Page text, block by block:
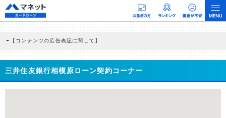
【コンテンツの広告表記に関して】
商品を根拠なくPRするものではなく、当編集部の調査／ユーザーへの口コミ収集な
どに基づき、公平性を担保した情報提供を行っています。
>提携企業一覧
三井住友銀行相模原ローン契約コーナー